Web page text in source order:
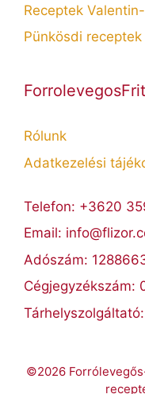
Receptek
Pünkösdi receptek
Rólunk
Adatkezelési
Telefon: +3620
Email:
Adószám:
Cégjegyzékszám:
©2026